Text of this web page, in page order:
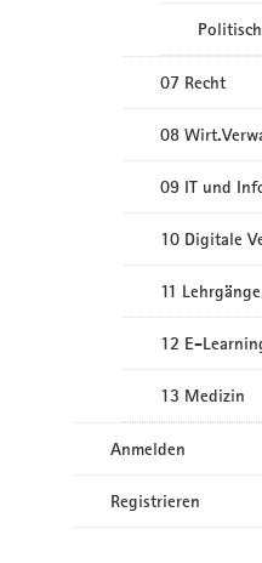
07 Recht
08
09 IT und
10 Digitale
11
12 E-
13 Medizin
Anmelden
Registrieren